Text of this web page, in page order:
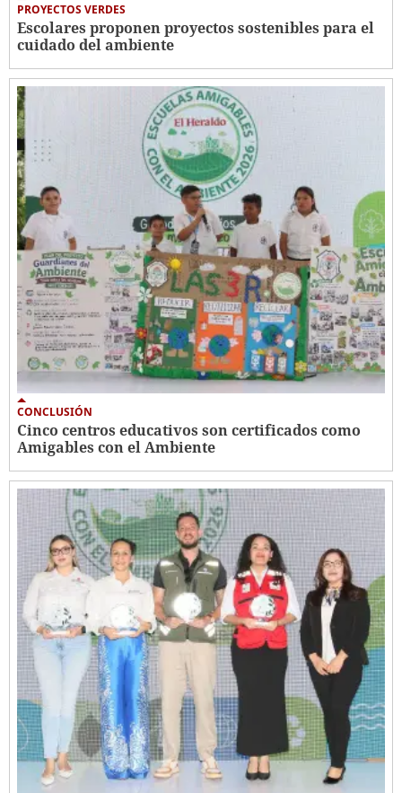
PROYECTOS VERDES
Escolares proponen proyectos sostenibles para el
cuidado del ambiente
CONCLUSIÓN
Cinco centros educativos son certificados como
Amigables con el Ambiente